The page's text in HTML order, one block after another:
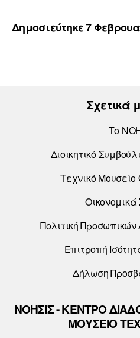
Δημοσιεύτηκε 7
Σχετικά
Το
Διοικητικό
Τεχνικό
Οικονομικά
Πολιτική
Επιτροπή
Δήλωση
ΝΟΗΣΙΣ - ΚΕΝΤΡΟ
ΜΟΥΣΕΙΟ